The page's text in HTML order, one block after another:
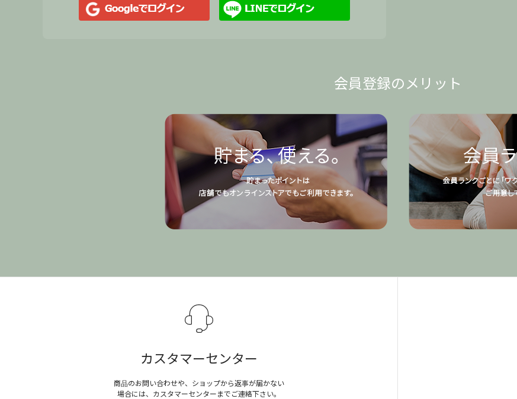
会員登録のメリット
カスタマーセンター
商品のお問い合わせや、ショップから返事が届かない
場合には、カスタマーセンターまでご連絡下さい。